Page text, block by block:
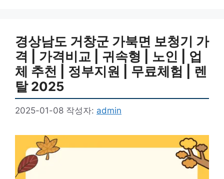
경상남도 거창군 가북면 보청기 가
격 | 가격비교 | 귀속형 | 노인 | 업
체 추천 | 정부지원 | 무료체험 | 렌
탈 2025
2025-01-08 작성자: admin